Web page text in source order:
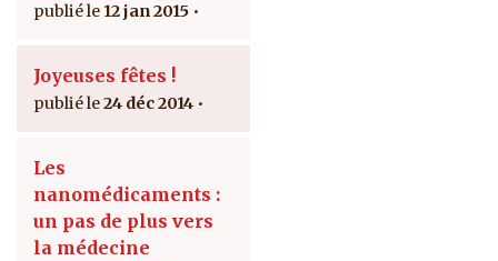
12 jan 2015
Joyeuses fêtes !
24 déc 2014
Les
nanomédicaments :
un pas de plus vers
la médecine